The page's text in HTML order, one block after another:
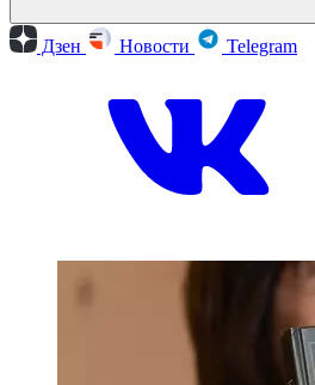
Дзен Новости Telegram